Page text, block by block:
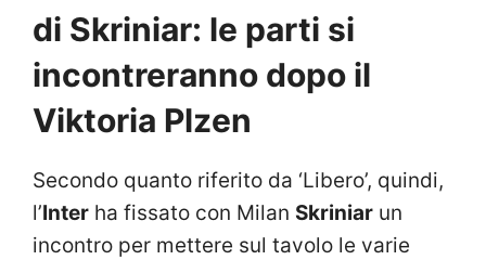
di Skriniar: le parti si
incontreranno dopo il
Viktoria Plzen
Secondo quanto riferito da ‘Libero’, quindi,
l’Inter ha fissato con Milan Skriniar un
incontro per mettere sul tavolo le varie